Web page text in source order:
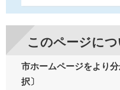
このページにつ
市ホームページをより
択〕